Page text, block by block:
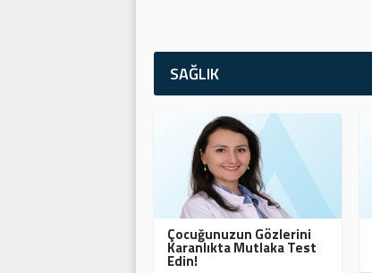
SAĞLIK
Çocuğunuzun Gözlerini
Karanlıkta Mutlaka Test
Edin!